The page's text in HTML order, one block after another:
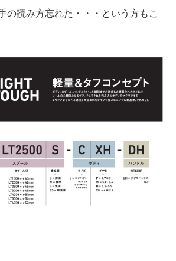
の読み方忘れた・・・という方もこ